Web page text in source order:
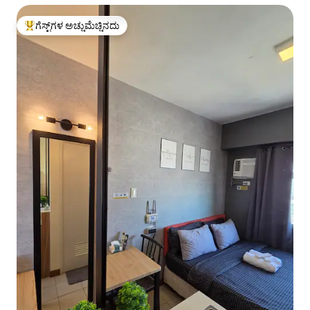
ಗೆಸ್ಟ್‌ಗಳಿಗೆ ಅತಿ ಹೆಚ್ಚು ಅಚ್ಚುಮೆಚ್ಚಿನದು
ಗೆಸ್ಟ್‌ಗಳ ಅಚ್ಚುಮೆಚ್ಚಿನದು